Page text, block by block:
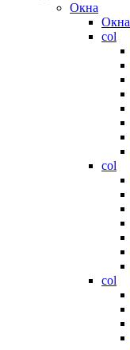
Окна
Окна
col
col
col